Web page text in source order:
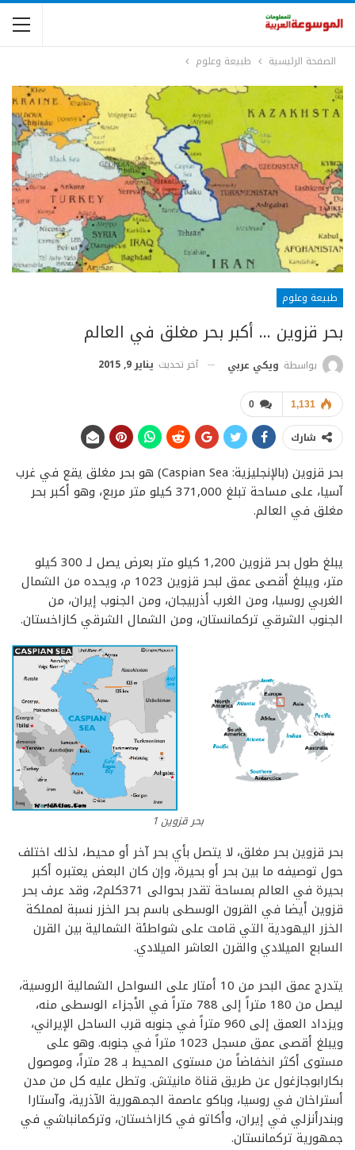
الصفحة الرئيسية طبيعة وعلوم
طبيعة وعلوم
بحر قزوين … أكبر بحر مغلق في العالم
بواسطة ويكي عربي آخر تحديث يناير 9, 2015
0 1,131
شارك
بحر قزوين (بالإنجليزية: Caspian Sea) هو بحر مغلق يقع في غرب
آسيا، على مساحة تبلغ 371,000 كيلو متر مربع، وهو أكبر بحر
مغلق في العالم.
يبلغ طول بحر قزوين 1,200 كيلو متر بعرض يصل لـ 300 كيلو
متر، ويبلغ أقصى عمق لبحر قزوين 1023 م، ويحده من الشمال
الغربي روسيا، ومن الغرب أذربيجان، ومن الجنوب إيران، من
الجنوب الشرقي تركمانستان، ومن الشمال الشرقي كازاخستان.
بحر قزوين 1
بحر قزوين بحر مغلق، لا يتصل بأي بحر آخر أو محيط، لذلك اختلف
حول توصيفه ما بين بحر أو بحيرة، وإن كان البعض يعتبره أكبر
بحيرة في العالم بمساحة تقدر بحوالى 371كلم2، وقد عرف بحر
قزوين أيضا في القرون الوسطى باسم بحر الخزر نسبة لمملكة
الخزر اليهودية التي قامت على شواطئة الشمالية بين القرن
السابع الميلادي والقرن العاشر الميلادي.
يتدرج عمق البحر من 10 أمتار على السواحل الشمالية الروسية،
ليصل من 180 متراً إلى 788 متراً في الأجزاء الوسطى منه،
ويزداد العمق إلى 960 متراً في جنوبه قرب الساحل الإيراني،
ويبلغ أقصى عمق مسجل 1023 متراً في جنوبه. وهو على
مستوى أكثر انخفاضاً من مستوى المحيط بـ 28 متراً، وموصول
بكارابوجازغول عن طريق قناة مانيتش. وتطل عليه كل من مدن
أستراخان في روسيا، وباكو عاصمة الجمهورية الآذرية، وآستارا
وبندرأنزلي في إيران، وأكاتو في كازاخستان، وتركمانباشي في
جمهورية تركمانستان.